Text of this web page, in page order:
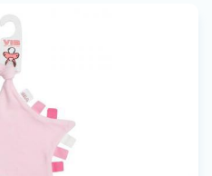
Vind uw VIB®-Dealer
VIB®-Dealer worden